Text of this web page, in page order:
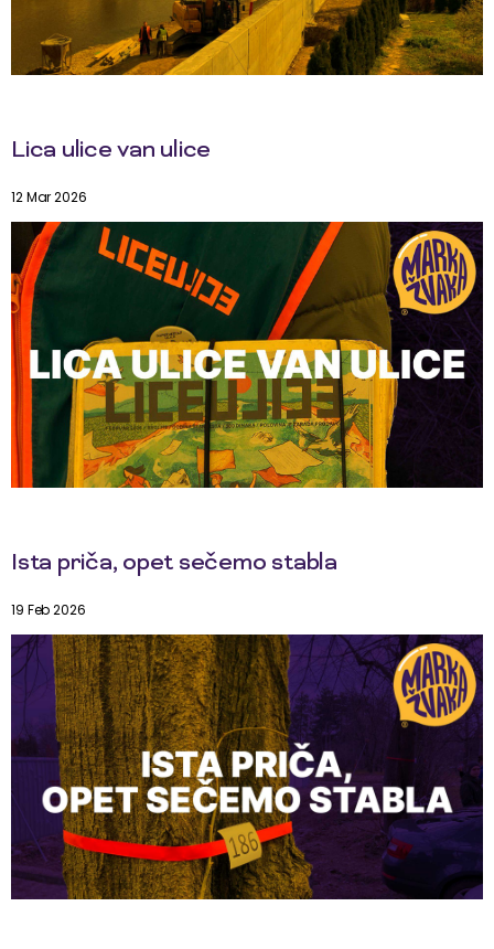
Lica ulice van ulice
12 Mar 2026
Ista priča, opet sečemo stabla
19 Feb 2026